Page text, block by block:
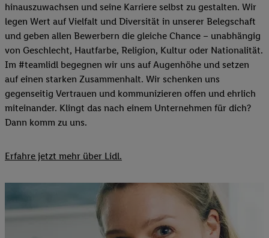
hinauszuwachsen und seine Karriere selbst zu gestalten. Wir
legen Wert auf Vielfalt und Diversität in unserer Belegschaft
und geben allen Bewerbern die gleiche Chance – unabhängig
von Geschlecht, Hautfarbe, Religion, Kultur oder Nationalität.
Im #teamlidl begegnen wir uns auf Augenhöhe und setzen
auf einen starken Zusammenhalt. Wir schenken uns
gegenseitig Vertrauen und kommunizieren offen und ehrlich
miteinander. Klingt das nach einem Unternehmen für dich?
Dann komm zu uns.​
Erfahre jetzt mehr über Lidl.